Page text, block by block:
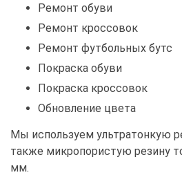
Ремонт обуви
Ремонт кроссовок
Ремонт футбольных бутс
Покраска обуви
Покраска кроссовок
Обновление цвета
Мы используем ультратонкую
также микропористую резину
мм.